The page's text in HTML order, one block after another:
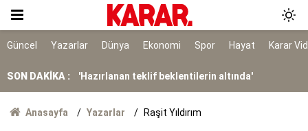
Güncel Yazarlar Dünya Ekonomi Spor Hayat Karar
SON DAKİKA :
Şehit edenler düzenlemede kapsam dışı
'Hazırlanan teklif beklentilerin altında'
Anadolu Otoyolu'nun İstanbul istikameti trafiğe
kapatılacak
kaybetti
Anasayfa Yazarlar Raşit Yıldırım